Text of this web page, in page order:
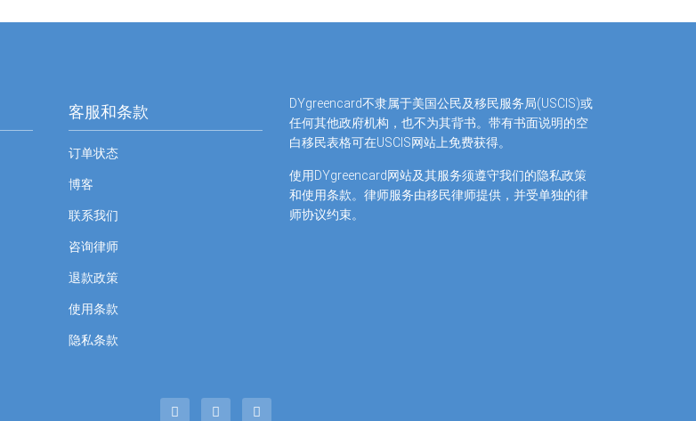
客服和条款
订单状态
博客
联系我们
咨询律师
退款政策
使用条款
隐私条款
DYgreencard不隶属于美国公民及移民服务局(USCIS)或
任何其他政府机构，也不为其背书。带有书面说明的空
白移民表格可在USCIS网站上免费获得。
使用DYgreencard网站及其服务须遵守我们的隐私政策
和使用条款。律师服务由移民律师提供，并受单独的律
师协议约束。